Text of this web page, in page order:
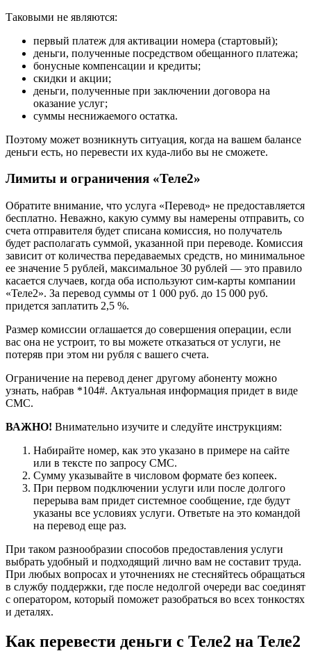
Таковыми не являются:
первый платеж для активации номера (стартовый);
деньги, полученные посредством обещанного платежа;
бонусные компенсации и кредиты;
скидки и акции;
деньги, полученные при заключении договора на
оказание услуг;
суммы неснижаемого остатка.
Поэтому может возникнуть ситуация, когда на вашем балансе
деньги есть, но перевести их куда-либо вы не сможете.
Лимиты и ограничения «Теле2»
Обратите внимание, что услуга «Перевод» не предоставляется
бесплатно. Неважно, какую сумму вы намерены отправить, со
счета отправителя будет списана комиссия, но получатель
будет располагать суммой, указанной при переводе. Комиссия
зависит от количества передаваемых средств, но минимальное
ее значение 5 рублей, максимальное 30 рублей — это правило
касается случаев, когда оба используют сим-карты компании
«Теле2». За перевод суммы от 1 000 руб. до 15 000 руб.
придется заплатить 2,5 %.
Размер комиссии оглашается до совершения операции, если
вас она не устроит, то вы можете отказаться от услуги, не
потеряв при этом ни рубля с вашего счета.
Ограничение на перевод денег другому абоненту можно
узнать, набрав *104#. Актуальная информация придет в виде
СМС.
ВАЖНО! Внимательно изучите и следуйте инструкциям:
Набирайте номер, как это указано в примере на сайте
или в тексте по запросу СМС.
Сумму указывайте в числовом формате без копеек.
При первом подключении услуги или после долгого
перерыва вам придет системное сообщение, где будут
указаны все условиях услуги. Ответьте на это командой
на перевод еще раз.
При таком разнообразии способов предоставления услуги
выбрать удобный и подходящий лично вам не составит труда.
При любых вопросах и уточнениях не стесняйтесь обращаться
в службу поддержки, где после недолгой очереди вас соединят
с оператором, который поможет разобраться во всех тонкостях
и деталях.
Как перевести деньги с Теле2 на Теле2